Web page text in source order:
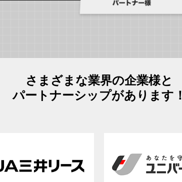
さまざまな業界の企業様と
パートナーシップがあります！